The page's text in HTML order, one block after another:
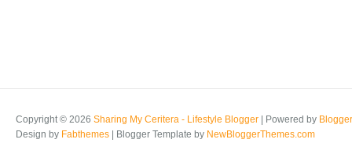
Copyright © 2026 Sharing My Ceritera - Lifestyle Blogger | Powered by Blogger
Design by Fabthemes | Blogger Template by NewBloggerThemes.com